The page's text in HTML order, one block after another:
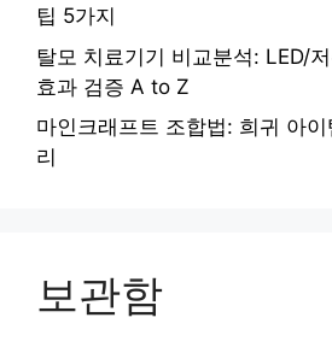
팁 5가지
탈모 치료기기 비교분석: LED/
효과 검증 A to Z
마인크래프트 조합법: 희귀 아
리
보관함